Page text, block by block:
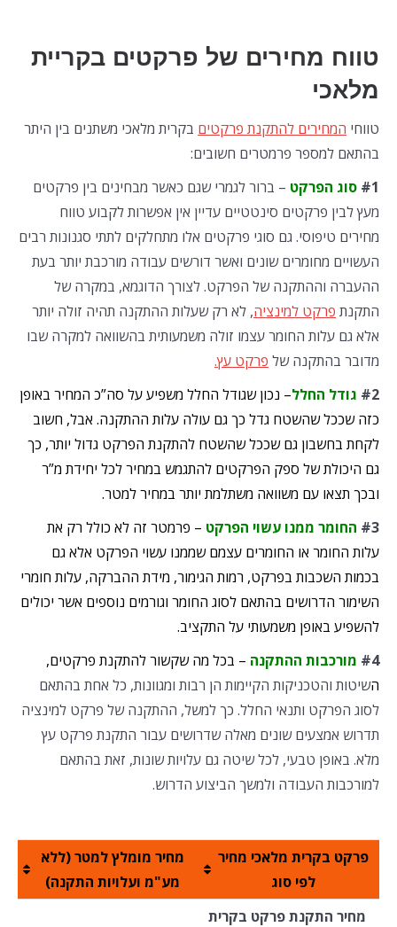
טווח מחירים של פרקטים בקריית
מלאכי
טווחי המחירים להתקנת פרקטים בקרית מלאכי משתנים בין היתר
בהתאם למספר פרמטרים חשובים:
#1 סוג הפרקט – ברור לגמרי שגם כאשר מבחינים בין פרקטים
מעץ לבין פרקטים סינטטיים עדיין אין אפשרות לקבוע טווח
מחירים טיפוסי. גם סוגי פרקטים אלו מתחלקים לתתי סגנונות רבים
העשויים מחומרים שונים ואשר דורשים עבודה מורכבת יותר בעת
ההעברה וההתקנה של הפרקט. לצורך הדוגמא, במקרה של
התקנת פרקט למינציה, לא רק שעלות ההתקנה תהיה זולה יותר
אלא גם עלות החומר עצמו זולה משמעותית בהשוואה למקרה שבו
מדובר בהתקנה של פרקט עץ.
#2 גודל החלל– נכון שגודל החלל משפיע על סה”כ המחיר באופן
כזה שככל שהשטח גדל כך גם עולה עלות ההתקנה. אבל, חשוב
לקחת בחשבון גם שככל שהשטח להתקנת הפרקט גדול יותר, כך
גם היכולת של ספק הפרקטים להתגמש במחיר לכל יחידת מ”ר
ובכך תצאו עם משוואה משתלמת יותר במחיר למטר.
#3 החומר ממנו עשוי הפרקט – פרמטר זה לא כולל רק את
עלות החומר או החומרים עצמם שממנו עשוי הפרקט אלא גם
בכמות השכבות בפרקט, רמות הגימור, מידת ההברקה, עלות חומרי
השימור הדרושים בהתאם לסוג החומר וגורמים נוספים אשר יכולים
להשפיע באופן משמעותי על התקציב.
#4 מורכבות ההתקנה – בכל מה שקשור להתקנת פרקטים,
השיטות והטכניקות הקיימות הן רבות ומגוונות, כל אחת בהתאם
לסוג הפרקט ותנאי החלל. כך למשל, ההתקנה של פרקט למינציה
תדרוש אמצעים שונים מאלה שדרושים עבור התקנת פרקט עץ
מלא. באופן טבעי, לכל שיטה גם עלויות שונות, זאת בהתאם
למורכבות העבודה ולמשך הביצוע הדרוש.
פרקט בקרית מלאכי מחיר
לפי סוג
מחיר מומלץ למטר (ללא
מע"מ ועלויות התקנה)
מחיר התקנת פרקט בקרית